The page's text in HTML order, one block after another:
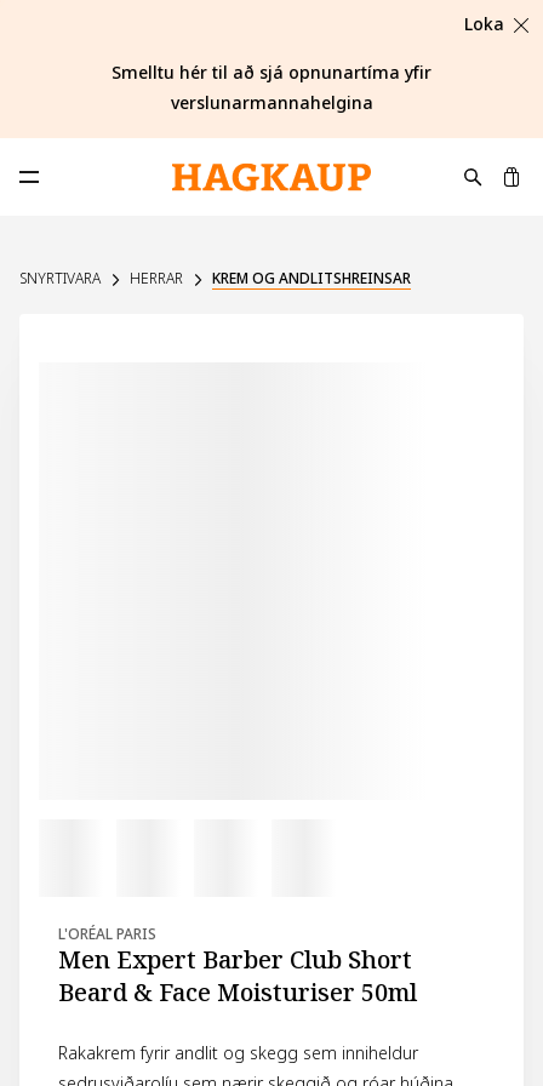
Loka
Smelltu hér til að sjá opnunartíma yfir
verslunarmannahelgina
Opna aðalvalmynd
SNYRTIVARA HERRAR KREM OG ANDLITSHREINSAR
L'ORÉAL PARIS
Men Expert Barber Club Short
Beard & Face Moisturiser 50ml
Rakakrem fyrir andlit og skegg sem inniheldur